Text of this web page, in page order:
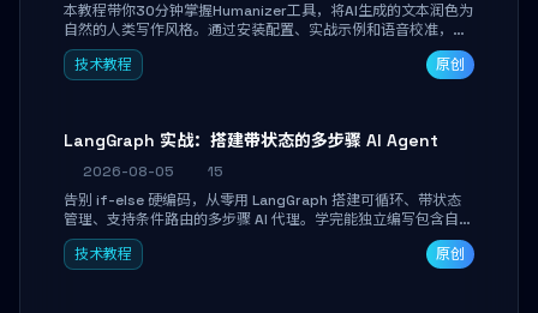
本教程带你30分钟掌握Humanizer工具，将AI生成的文本润色为
自然的人类写作风格。通过安装配置、实战示例和语音校准，让
你的内容告别AI痕迹，匹配个人写作习惯，适合内容创作者和技
术博主。
技术教程 原创
LangGraph 实战：搭建带状态的多步骤 AI Agent
2026-08-05
15
告别 if-else 硬编码，从零用 LangGraph 搭建可循环、带状态
管理、支持条件路由的多步骤 AI 代理。学完能独立编写包含自动
决策、工具调用和持久化状态的复杂工作流，并避开递归溢出、
状态丢失等常见坑点。
技术教程 原创